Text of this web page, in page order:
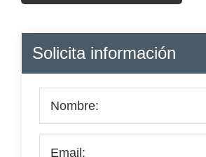
Barra
lateral
principal
Solicita información